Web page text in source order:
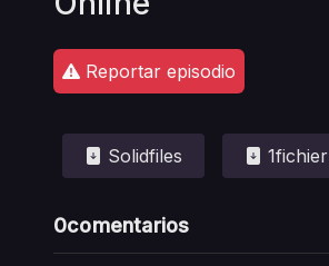
Reportar episodio
Solidfiles 1fichier
0comentarios